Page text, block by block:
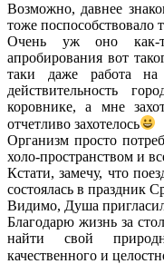
Возможно, давнее
тоже поспособствовало
Очень уж оно как-
апробирования вот
таки даже работа на
действительность
коровнике, а мне
отчетливо захотелось
Организм просто
холо-пространством и
Кстати, замечу, что
состоялась в праздник
Видимо, Душа
Благодарю жизнь за
найти свой
качественного и